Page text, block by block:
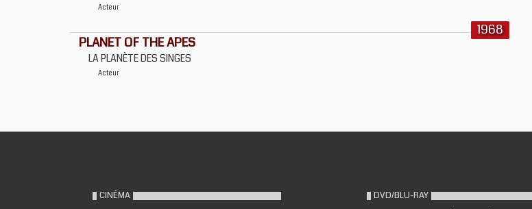
Acteur
1968
PLANET OF THE APES
LA PLANÈTE DES SINGES
Acteur
CINÉMA DVD/BLU-RAY